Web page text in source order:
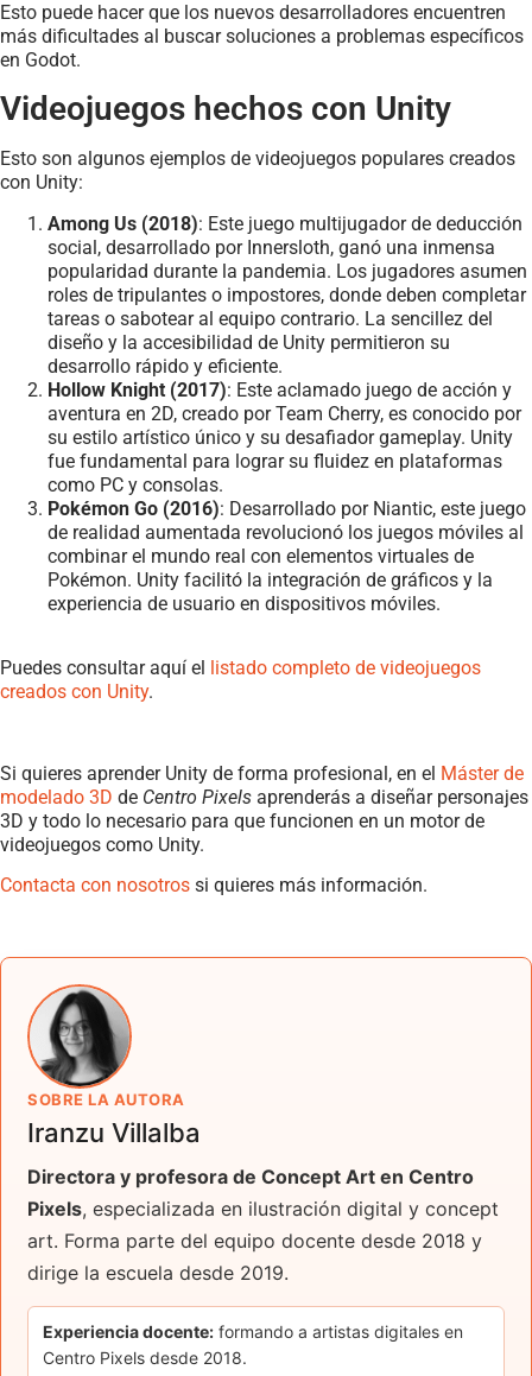
Esto puede hacer que los nuevos desarrolladores encuentren
más dificultades al buscar soluciones a problemas específicos
en Godot.
Videojuegos hechos con Unity
Esto son algunos ejemplos de videojuegos populares creados
con Unity:
Among Us (2018): Este juego multijugador de deducción
social, desarrollado por Innersloth, ganó una inmensa
popularidad durante la pandemia. Los jugadores asumen
roles de tripulantes o impostores, donde deben completar
tareas o sabotear al equipo contrario. La sencillez del
diseño y la accesibilidad de Unity permitieron su
desarrollo rápido y eficiente.
Hollow Knight (2017): Este aclamado juego de acción y
aventura en 2D, creado por Team Cherry, es conocido por
su estilo artístico único y su desafiador gameplay. Unity
fue fundamental para lograr su fluidez en plataformas
como PC y consolas.
Pokémon Go (2016): Desarrollado por Niantic, este juego
de realidad aumentada revolucionó los juegos móviles al
combinar el mundo real con elementos virtuales de
Pokémon. Unity facilitó la integración de gráficos y la
experiencia de usuario en dispositivos móviles.
Puedes consultar aquí el
listado completo de videojuegos
creados con Unity.
Si quieres aprender Unity de forma profesional, en el Máster de
modelado 3D de Centro Pixels aprenderás a diseñar personajes
3D y todo lo necesario para que funcionen en un motor de
videojuegos como Unity.
Contacta con nosotros si quieres más información.
SOBRE LA AUTORA
Iranzu Villalba
Directora y profesora de Concept Art en Centro
Pixels, especializada en ilustración digital y concept
art. Forma parte del equipo docente desde 2018 y
dirige la escuela desde 2019.
Experiencia docente: formando a artistas digitales en
Centro Pixels desde 2018.